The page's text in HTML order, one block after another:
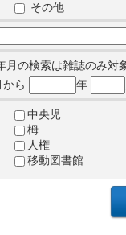
その他
月の検索は雑誌のみ対
から 年
中央児
栂
人権
移動図書館